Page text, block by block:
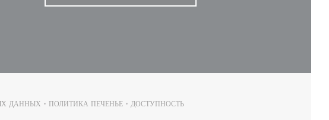
ДАННЫХ
В НОВОМ ОКНЕ))
ПОЛИТИКА ПЕЧЕНЬЕ
((ОТКРЫВАЕТСЯ В НОВОМ ОКНЕ))
ДОСТУПНОСТЬ
((ОТКРЫВАЕТСЯ В НОВОМ ОКНЕ))